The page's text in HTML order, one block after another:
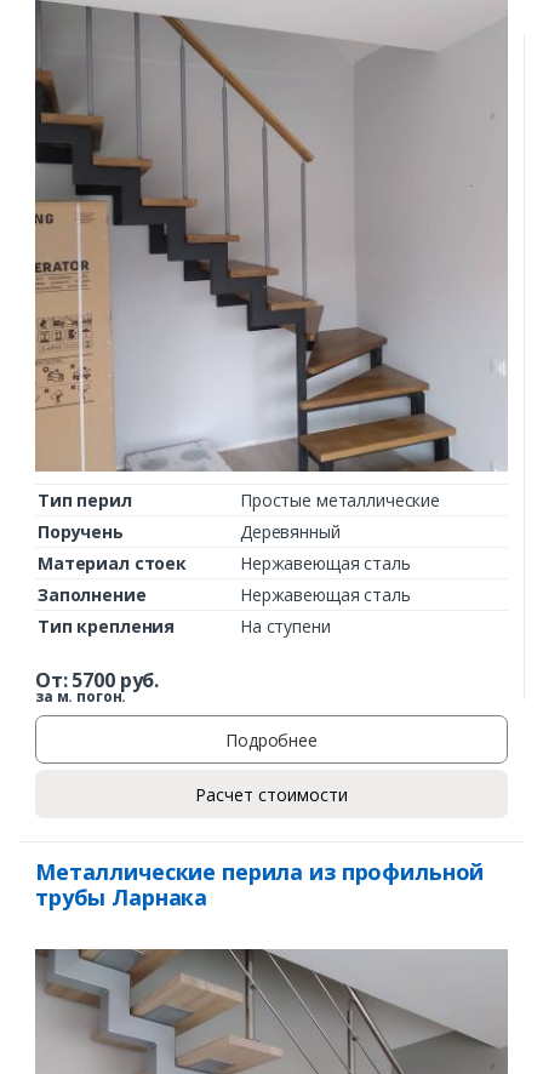
Тип перил
Простые металлические
Поручень
Деревянный
Материал стоек
Нержавеющая сталь
Заполнение
Нержавеющая сталь
Тип крепления
На ступени
От:5700руб.
за м. погон.
Подробнее
Расчет стоимости
Металлические перила из профильной
трубы Ларнака